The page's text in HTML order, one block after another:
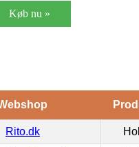
Køb nu »
Rito.dk